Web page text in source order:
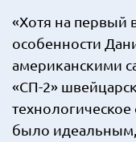
«Хотя на первый
особенности
американскими
«СП-2»
было идеальным,